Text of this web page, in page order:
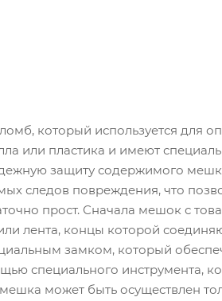
который используется для
или пластика и имеют
защиту содержимого
следов повреждения, что
прост. Сначала мешок с
лента, концы которой
замком, который
специального инструмента,
может быть осуществлен